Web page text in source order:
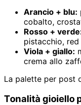
Arancio + blu:
cobalto,
Rosso +
pistacchio,
Viola + giallo:
crema allo
La palette per post
Tonalità gioiello